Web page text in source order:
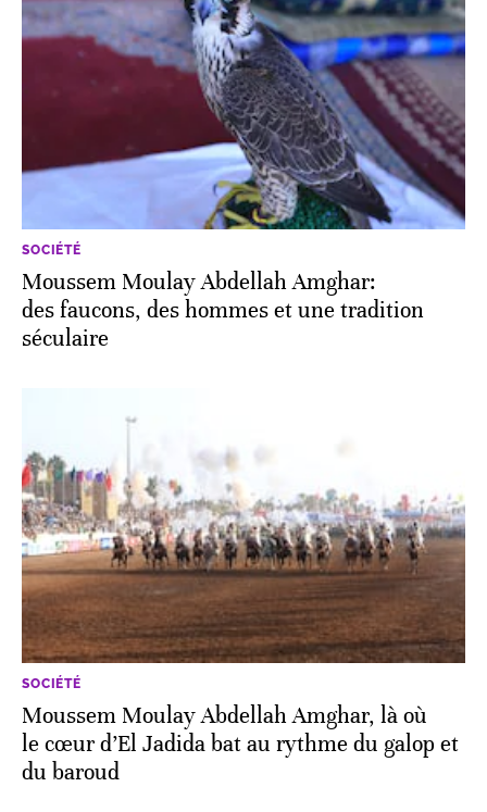
SOCIÉTÉ
Moussem Moulay Abdellah Amghar:
des faucons, des hommes et une tradition
séculaire
SOCIÉTÉ
Moussem Moulay Abdellah Amghar, là où
le cœur d’El Jadida bat au rythme du galop et
du baroud